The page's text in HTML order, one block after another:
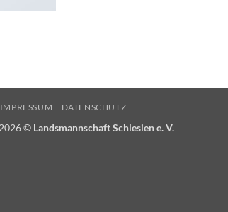
IMPRESSUM DATENSCHUTZ
© Landsmannschaft Schlesien e. V.